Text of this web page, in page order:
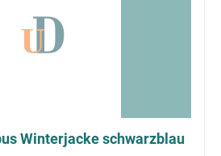
Winterjacke schwarzblau